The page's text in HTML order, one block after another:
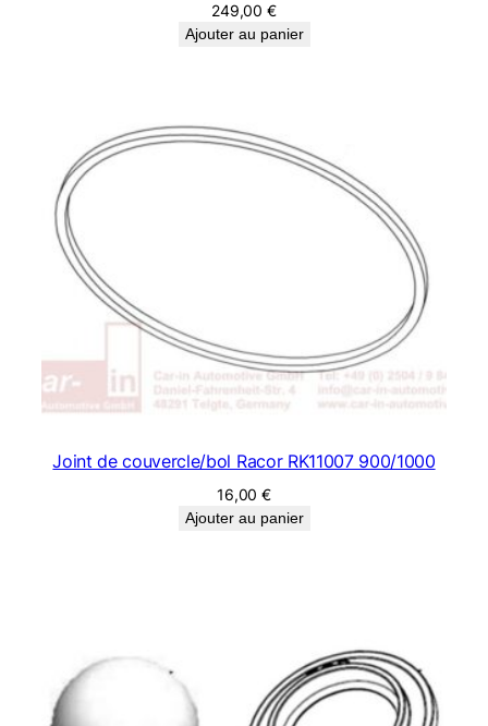
249,00€
Ajouter au panier
Joint de couvercle/bol Racor RK11007 900/1000
16,00€
Ajouter au panier